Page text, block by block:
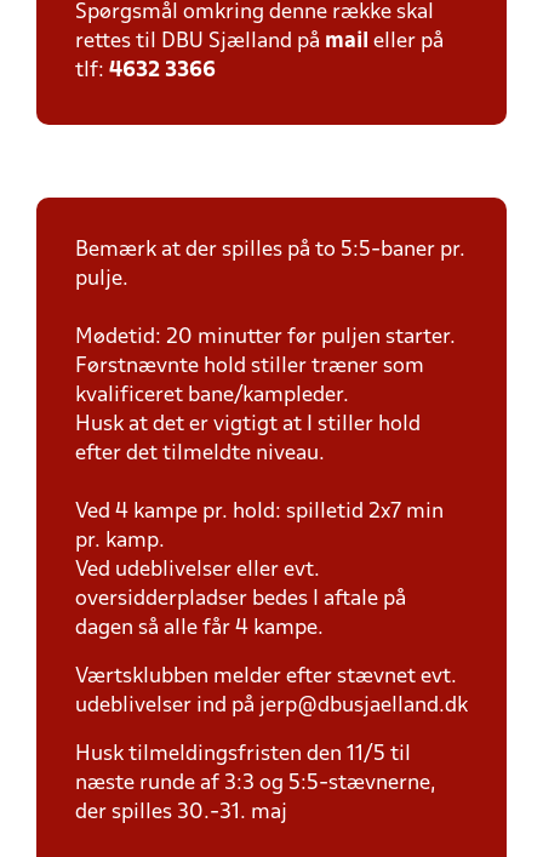
Spørgsmål omkring denne række skal
rettes til DBU Sjælland på mail eller på
tlf: 4632 3366
Bemærk at der spilles på to 5:5-baner pr.
pulje.
Mødetid: 20 minutter før puljen starter.
Førstnævnte hold stiller træner som
kvalificeret bane/kampleder.
Husk at det er vigtigt at I stiller hold
efter det tilmeldte niveau.
Ved 4 kampe pr. hold: spilletid 2x7 min
pr. kamp.
Ved udeblivelser eller evt.
oversidderpladser bedes I aftale på
dagen så alle får 4 kampe.
Værtsklubben melder efter stævnet evt.
udeblivelser ind på jerp@dbusjaelland.dk
Husk tilmeldingsfristen den 11/5 til
næste runde af 3:3 og 5:5-stævnerne,
der spilles 30.-31. maj